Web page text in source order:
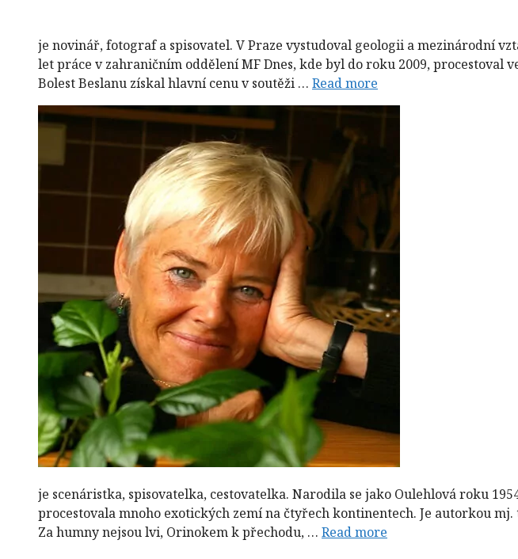
je novinář, fotograf a spisovatel. V Praze vystudoval geologii a mezinárodní
let práce v zahraničním oddělení MF Dnes, kde byl do roku 2009, procestoval
Bolest Beslanu získal hlavní cenu v soutěži … Read more
je scenáristka, spisovatelka, cestovatelka. Narodila se jako Oulehlová roku
procestovala mnoho exotických zemí na čtyřech kontinentech. Je autorkou
Za humny nejsou lvi, Orinokem k přechodu, … Read more